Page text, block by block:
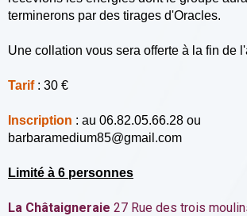
terminerons par des tirages d'Oracles.
Une collation vous sera offerte à la fin de
Tarif : 30 €
Inscription : au 06.82.05.66.28 ou
barbaramedium85@gmail.com
Limité à 6 personnes
La Châtaigneraie 27 Rue des trois